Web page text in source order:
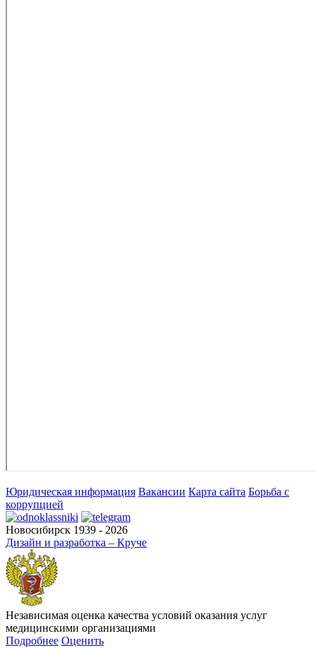
Юридическая информация Вакансии Карта сайта Борьба с
коррупцией
Новосибирск 1939 - 2026
Дизайн и разработка – Круче
Независимая оценка качества условий оказания услуг
медицинскими организациями
Подробнее Оценить